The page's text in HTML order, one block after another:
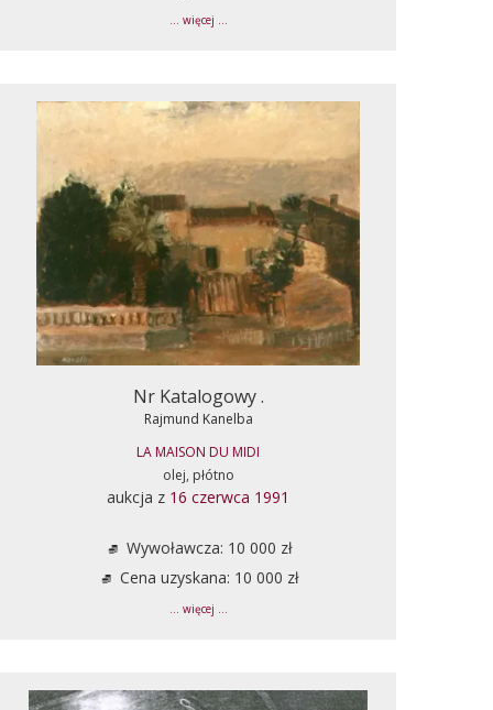
... więcej ...
Nr Katalogowy .
Rajmund Kanelba
LA MAISON DU MIDI
olej, płótno
aukcja z 16 czerwca 1991
Wywoławcza: 10 000 zł
Cena uzyskana: 10 000 zł
... więcej ...